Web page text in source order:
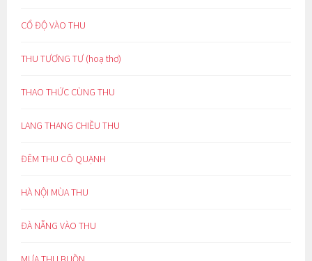
CỔ ĐỘ VÀO THU
THU TƯƠNG TƯ (hoạ thơ)
THAO THỨC CÙNG THU
LANG THANG CHIỀU THU
ĐÊM THU CÔ QUẠNH
HÀ NỘI MÙA THU
ĐÀ NẴNG VÀO THU